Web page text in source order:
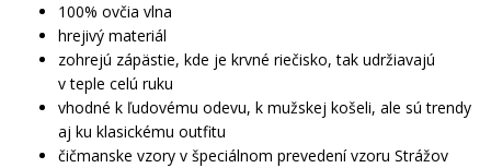
100% ovčia vlna
hrejivý materiál
zohrejú zápästie, kde je krvné riečisko, tak udržiavajú
v teple celú ruku
vhodné k ľudovému odevu, k mužskej košeli, ale sú trendy
aj ku klasickému outfitu
čičmanske vzory v špeciálnom prevedení vzoru Strážov